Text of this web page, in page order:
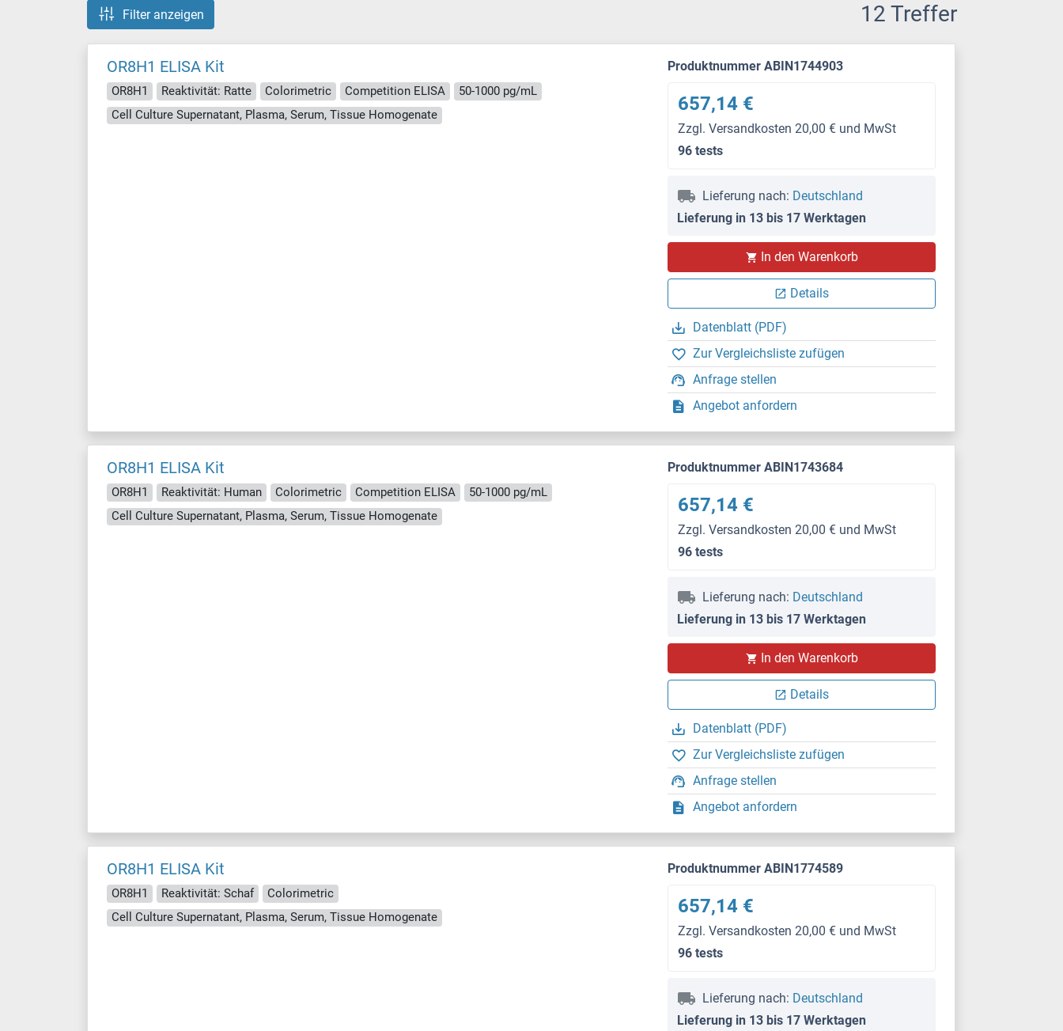
Filter anzeigen 12 Treffer
OR8H1 ELISA Kit
OR8H1 Reaktivität: Ratte Colorimetric Competition ELISA
50-1000 pg/mL
Cell Culture Supernatant, Plasma, Serum, Tissue Homogenate
Produktnummer ABIN1744903
657,14 €
Zzgl. Versandkosten 20,00 € und MwSt
96 tests
Lieferung nach: Deutschland
Lieferung in 13 bis 17 Werktagen
In den Warenkorb
Details
Datenblatt (PDF)
Zur Vergleichsliste zufügen
Anfrage stellen
Angebot anfordern
OR8H1 ELISA Kit
OR8H1 Reaktivität: Human Colorimetric Competition ELISA
50-1000 pg/mL
Cell Culture Supernatant, Plasma, Serum, Tissue Homogenate
Produktnummer ABIN1743684
657,14 €
Zzgl. Versandkosten 20,00 € und MwSt
96 tests
Lieferung nach: Deutschland
Lieferung in 13 bis 17 Werktagen
In den Warenkorb
Details
Datenblatt (PDF)
Zur Vergleichsliste zufügen
Anfrage stellen
Angebot anfordern
OR8H1 ELISA Kit
OR8H1 Reaktivität: Schaf
Colorimetric
Cell Culture Supernatant, Plasma, Serum, Tissue Homogenate
Produktnummer ABIN1774589
657,14 €
Zzgl. Versandkosten 20,00 € und MwSt
96 tests
Lieferung nach: Deutschland
Lieferung in 13 bis 17 Werktagen